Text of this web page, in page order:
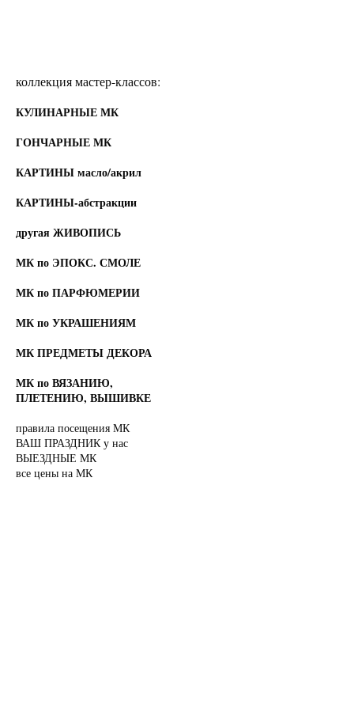
коллекция мастер-классов:
КУЛИНАРНЫЕ МК
ГОНЧАРНЫЕ МК
КАРТИНЫ масло/акрил
КАРТИНЫ-абстракции
другая ЖИВОПИСЬ
МК по ЭПОКС. СМОЛЕ
МК по ПАРФЮМЕРИИ
МК по УКРАШЕНИЯМ
МК ПРЕДМЕТЫ ДЕКОРА
МК по ВЯЗАНИЮ,
ПЛЕТЕНИЮ, ВЫШИВКЕ
правила посещения МК
ВАШ ПРАЗДНИК у нас
ВЫЕЗДНЫЕ МК
все цены на МК